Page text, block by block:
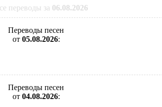
переводы за 06.08.2026
Переводы песен
от 05.08.2026:
Переводы песен
от 04.08.2026: